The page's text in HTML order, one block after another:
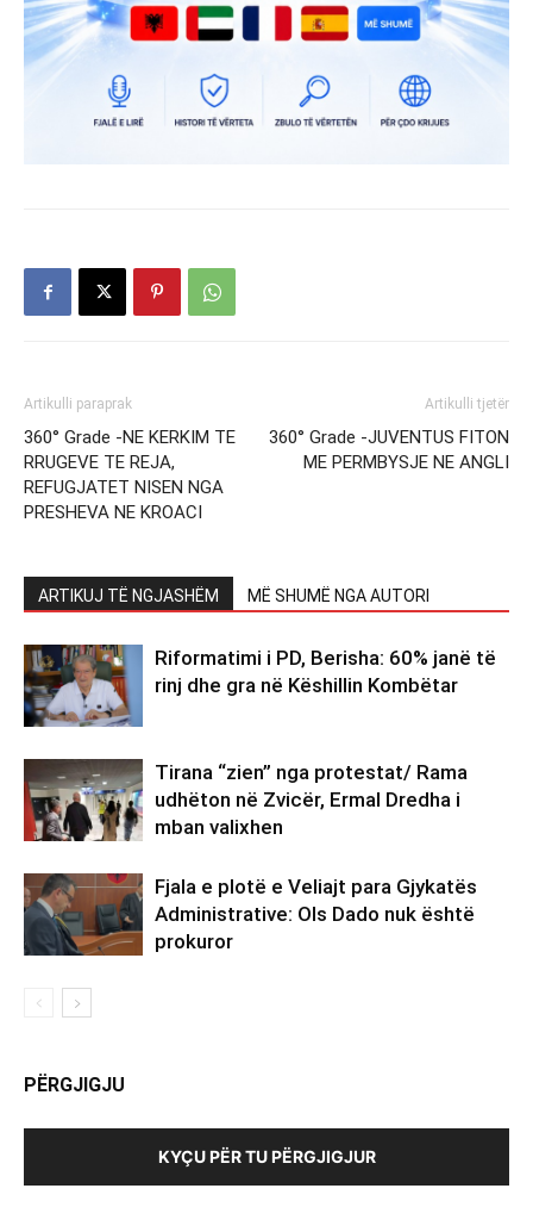
Artikulli paraprak
360° Grade -NE KERKIM TE
RRUGEVE TE REJA,
REFUGJATET NISEN NGA
PRESHEVA NE KROACI
Artikulli tjetër
360° Grade -JUVENTUS FITON
ME PERMBYSJE NE ANGLI
ARTIKUJ TË NGJASHËM MË SHUMË NGA AUTORI
Riformatimi i PD, Berisha: 60% janë të
rinj dhe gra në Këshillin Kombëtar
Tirana “zien” nga protestat/ Rama
udhëton në Zvicër, Ermal Dredha i
mban valixhen
Fjala e plotë e Veliajt para Gjykatës
Administrative: Ols Dado nuk është
prokuror
PËRGJIGJU
KYÇU PËR TU PËRGJIGJUR